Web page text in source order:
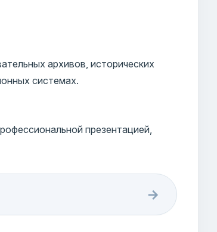
архивов, исторических
системах.
презентацией,
→